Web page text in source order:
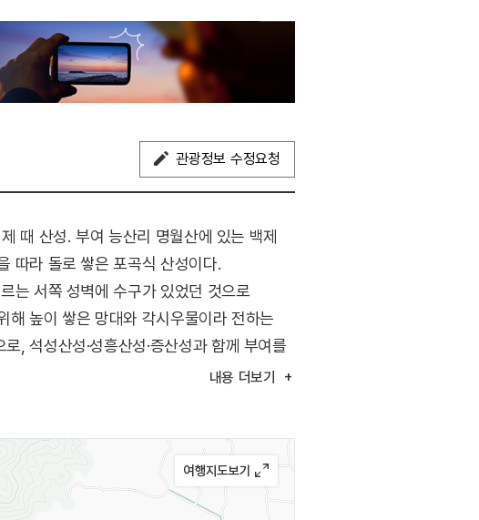
관광정보 수정요청
때 산성. 부여 능산리 명월산에 있는 백제
따라 돌로 쌓은 포곡식 산성이다.
는 서쪽 성벽에 수구가 있었던 것으로
해 높이 쌓은 망대와 각시우물이라 전하는
, 석성산성·성흥산성·증산성과 함께 부여를
내용 더보기